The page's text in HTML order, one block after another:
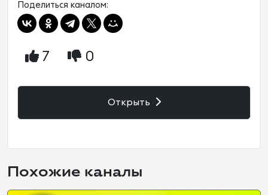
Поделиться каналом:
7 0
Открыть
Похожие каналы